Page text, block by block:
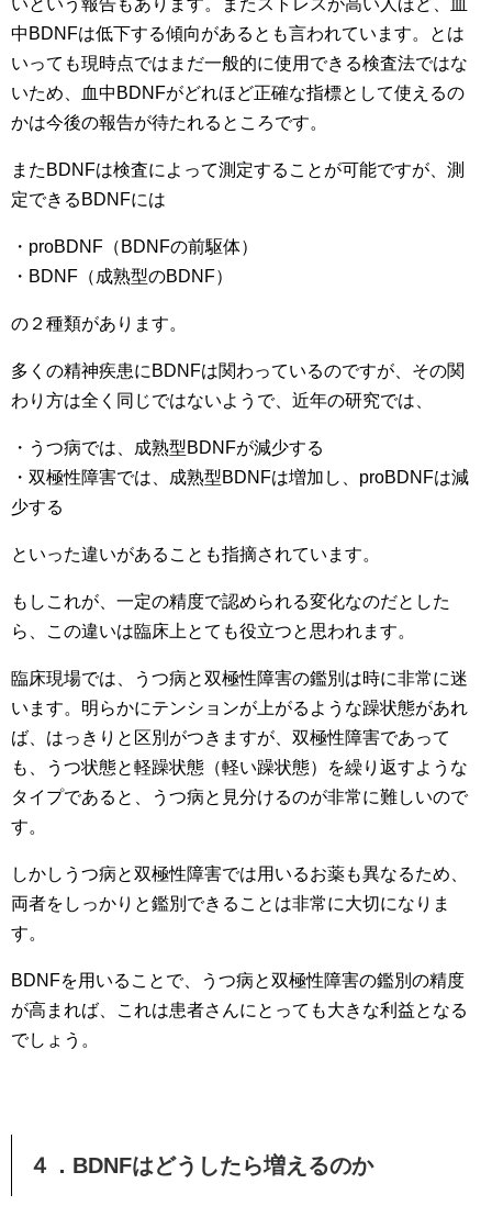
いという報告もあります。またストレスが高い人ほど、血
中BDNFは低下する傾向があるとも言われています。とは
いっても現時点ではまだ一般的に使用できる検査法ではな
いため、血中BDNFがどれほど正確な指標として使えるの
かは今後の報告が待たれるところです。
またBDNFは検査によって測定することが可能ですが、測
定できるBDNFには
・proBDNF（BDNFの前駆体）
・BDNF（成熟型のBDNF）
の２種類があります。
多くの精神疾患にBDNFは関わっているのですが、その関
わり方は全く同じではないようで、近年の研究では、
・うつ病では、成熟型BDNFが減少する
・双極性障害では、成熟型BDNFは増加し、proBDNFは減
少する
といった違いがあることも指摘されています。
もしこれが、一定の精度で認められる変化なのだとした
ら、この違いは臨床上とても役立つと思われます。
臨床現場では、うつ病と双極性障害の鑑別は時に非常に迷
います。明らかにテンションが上がるような躁状態があれ
ば、はっきりと区別がつきますが、双極性障害であって
も、うつ状態と軽躁状態（軽い躁状態）を繰り返すような
タイプであると、うつ病と見分けるのが非常に難しいので
す。
しかしうつ病と双極性障害では用いるお薬も異なるため、
両者をしっかりと鑑別できることは非常に大切になりま
す。
BDNFを用いることで、うつ病と双極性障害の鑑別の精度
が高まれば、これは患者さんにとっても大きな利益となる
でしょう。
４．BDNFはどうしたら増えるのか